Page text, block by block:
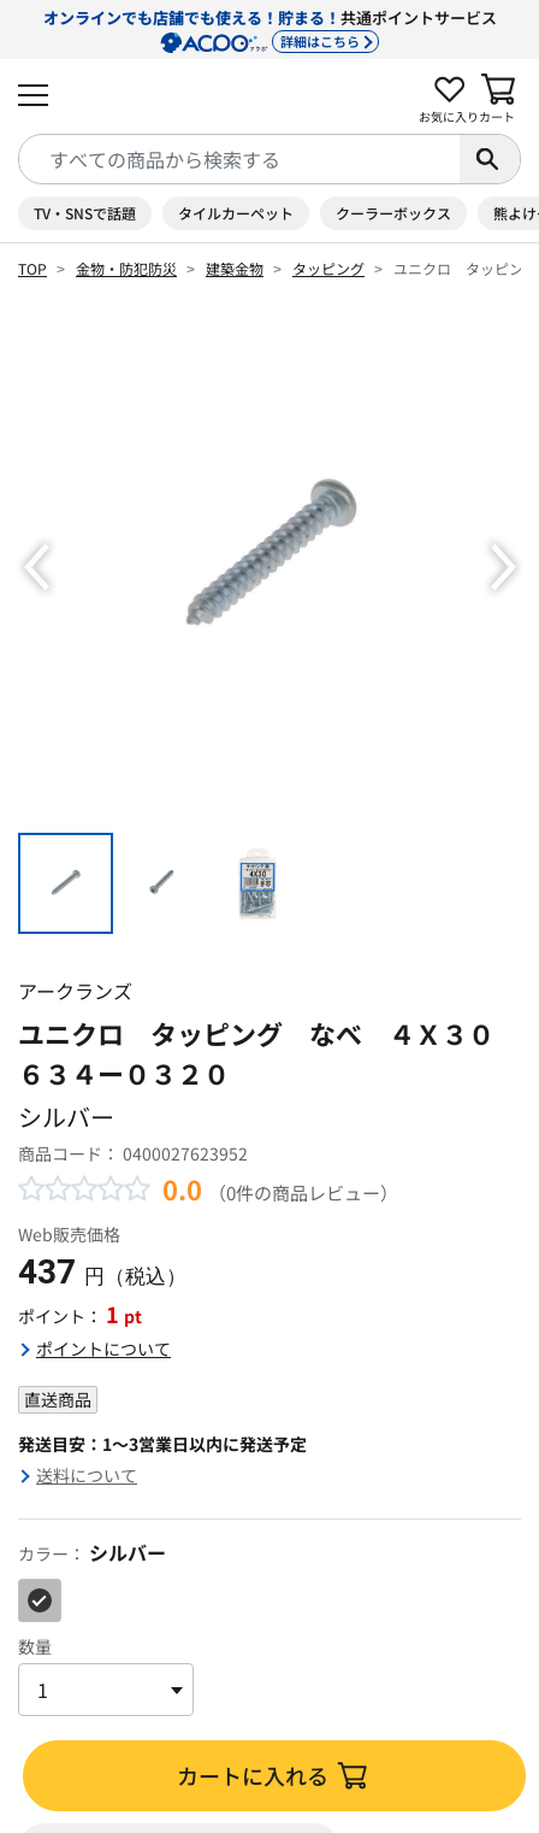
オンラインでも店舗でも使える！貯まる！ 共通ポイントサービス
詳細はこちら
お気に入り カート
TV・SNSで話題 タイルカーペット クーラーボックス 熊よ
TOP 金物・防犯防災 建築金物 タッピング ユニクロ タッピン
アークランズ
ユニクロ タッピング なべ ４Ｘ３０
６３４ー０３２０
シルバー
商品コード： 0400027623952
0.0 （0件の商品レビュー）
Web販売価格
437 円（税込）
ポイント： 1 pt
ポイントについて
直送商品
発送目安：1～3営業日以内に発送予定
送料について
カラー： シルバー
数量
カートに入れる